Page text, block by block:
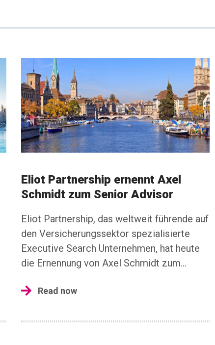
Eliot Partnership ernennt Axel
Schmidt zum Senior Advisor
Eliot Partnership, das weltweit führende auf
den Versicherungssektor spezialisierte
Executive Search Unternehmen, hat heute
die Ernennung von Axel Schmidt zum...
Read now